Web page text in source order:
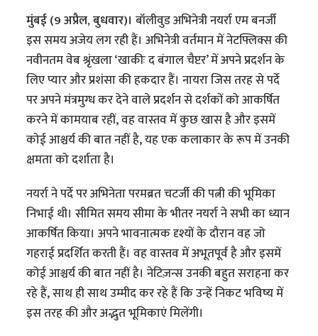
मुंबई (9 अप्रैल, बुधवार)। बॉलीवुड अभिनेत्री नयर्रा एम बनर्जी
इस समय अजेय लग रही हैं। अभिनेत्री वर्तमान में नेटफ्लिक्स की
नवीनतम वेब श्रृंखला ‘खाकीः द बंगाल चैप्टर’ में अपने प्रदर्शन के
लिए प्यार और प्रशंसा की हकदार हैं। नायरा जिस तरह से पर्दे
पर अपने मंत्रमुग्ध कर देने वाले प्रदर्शन से दर्शकों को आकर्षित
करने में कामयाब रहीं, वह वास्तव में कुछ खास है और इसमें
कोई आश्चर्य की बात नहीं है, यह एक कलाकार के रूप में उनकी
क्षमता को दर्शाता है।
नयर्रा ने पर्दे पर अभिनेता परमब्रत चटर्जी की पत्नी की भूमिका
निभाई थी। सीमित समय सीमा के भीतर नयर्रा ने सभी का ध्यान
आकर्षित किया। अपने भावनात्मक दृश्यों के दौरान वह जो
गहराई प्रदर्शित करती हैं। वह वास्तव में अभूतपूर्व है और इसमें
कोई आश्चर्य की बात नहीं है। नेटिज़न्स उनकी बहुत सराहना कर
रहे हैं, साथ ही साथ उम्मीद कर रहे हैं कि उन्हें निकट भविष्य में
इस तरह की और अद्भुत भूमिकाएं मिलेंगी।